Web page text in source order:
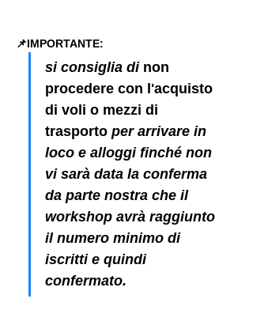
📌IMPORTANTE:
si consiglia di non
procedere con l'acquisto
di voli o mezzi di
trasporto per arrivare in
loco e alloggi finché non
vi sarà data la conferma
da parte nostra che il
workshop avrà raggiunto
il numero minimo di
iscritti e quindi
confermato.